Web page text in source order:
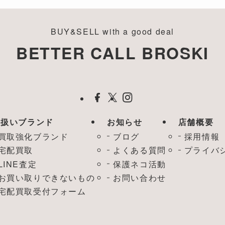
BUY&SELL with a good deal
BETTER CALL BROSKI
いブランド
取強化ブランド
配買取
査定
買い取りできないもの
配買取受付フォーム
お知らせ
ブログ
よくある質問
保護ネコ活動
お問い合わせ
店舗概要
採用情報
プライバ